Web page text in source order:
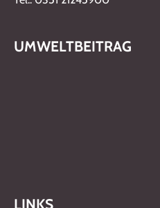
UMWELTBEITRAG
LINKS